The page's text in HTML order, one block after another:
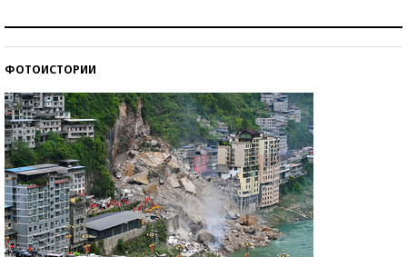
ФОТОИСТОРИИ